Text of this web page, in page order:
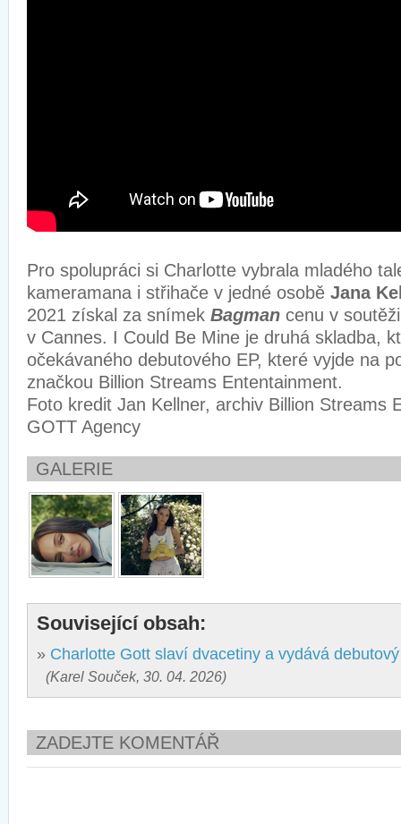
Pro spolupráci si Charlotte vybrala mladého
kameramana i střihače v jedné osobě Jana
2021 získal za snímek Bagman cenu v
v Cannes. I Could Be Mine je druhá skladba,
očekávaného debutového EP, které vyjde na
značkou Billion Streams Ententainment.
Foto kredit Jan Kellner, archiv Billion Streams
GOTT Agency
GALERIE
Související obsah:
» Charlotte Gott slaví dvacetiny a vydává
(Karel Souček, 30. 04. 2026)
ZADEJTE KOMENTÁŘ